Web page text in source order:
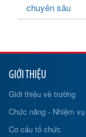
chuyên sâu
GIỚI THIỆU
Giới thiệu về trường
Chức năng - Nhiệm vụ
Cơ cấu tổ chức